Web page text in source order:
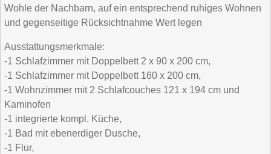
Wohle der Nachbarn, auf ein entsprechend ruhiges Wohnen
und gegenseitige Rücksichtnahme Wert legen
Ausstattungsmerkmale:
-1 Schlafzimmer mit Doppelbett 2 x 90 x 200 cm,
-1 Schlafzimmer mit Doppelbett 160 x 200 cm,
-1 Wohnzimmer mit 2 Schlafcouches 121 x 194 cm und
Kaminofen
-1 integrierte kompl. Küche,
-1 Bad mit ebenerdiger Dusche,
-1 Flur,